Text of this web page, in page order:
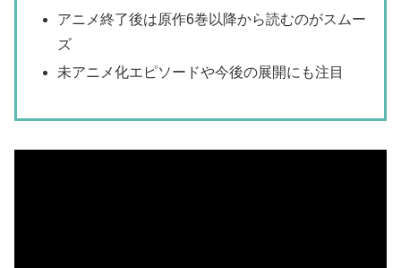
アニメ終了後は原作6巻以降から読むのがスムー
ズ
未アニメ化エピソードや今後の展開にも注目